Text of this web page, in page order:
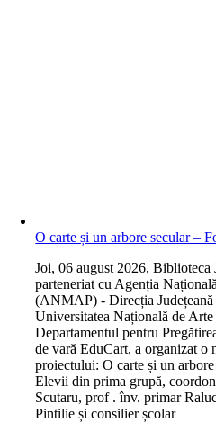
O carte și un arbore secular –
Joi, 06 august 2026, Biblioteca
parteneriat cu Agenția
(ANMAP) - Direcția
Universitatea Națională de
Departamentul pentru
de vară EduCart, a organizat o
proiectului: O carte și un
Elevii din prima grupă,
Scutaru, prof . înv. primar
Pintilie și consilier școlar